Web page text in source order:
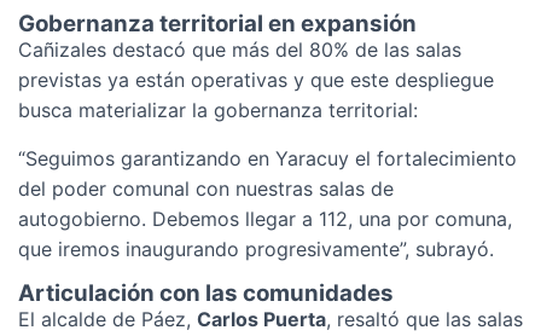
Gobernanza territorial en expansión
Cañizales destacó que más del 80% de las salas
previstas ya están operativas y que este despliegue
busca materializar la gobernanza territorial:
“Seguimos garantizando en Yaracuy el fortalecimiento
del poder comunal con nuestras salas de
autogobierno. Debemos llegar a 112, una por comuna,
que iremos inaugurando progresivamente”, subrayó.
Articulación con las comunidades
El alcalde de Páez, Carlos Puerta, resaltó que las salas